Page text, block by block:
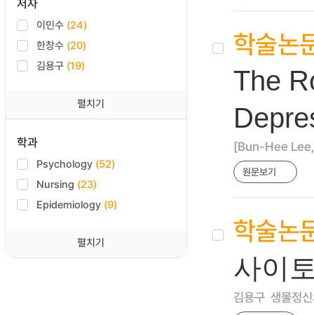
이민수 (24)
한창수 (20)
김용구 (19)
펼치기
학과
Psychology (52)
Nursing (23)
Epidemiology (9)
펼치기
학술논
The
[Bun-Hee
원문보기
학술논
사이
김용구 생물정